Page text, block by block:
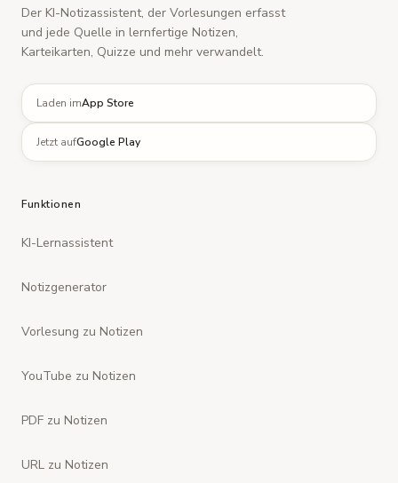
Der KI-Notizassistent, der Vorlesungen erfasst
und jede Quelle in lernfertige Notizen,
Karteikarten, Quizze und mehr verwandelt.
Laden imApp Store
Jetzt aufGoogle Play
Funktionen
KI-Lernassistent
Notizgenerator
Vorlesung zu Notizen
YouTube zu Notizen
PDF zu Notizen
URL zu Notizen